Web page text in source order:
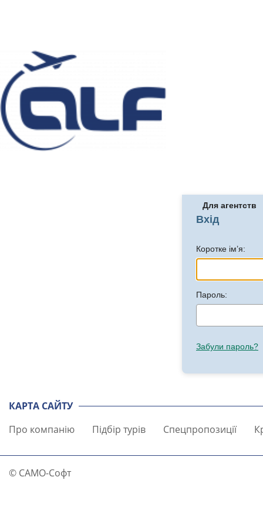
Для агентств
Вхід
Коротке ім’я:
Пароль:
Забули пароль?
КАРТА САЙТУ
Про компанію
Підбір турів Спецпропозиції
© САМО-Софт